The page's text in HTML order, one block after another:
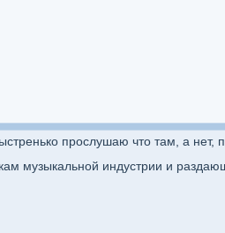
прослушаю что там, а нет,
музыкальной индустрии и